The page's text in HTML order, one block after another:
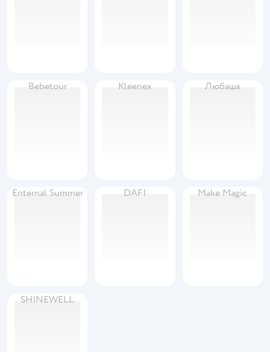
Bebetour Kleenex Любаша
Enternal Summer DAFI Make Magic
SHINEWELL